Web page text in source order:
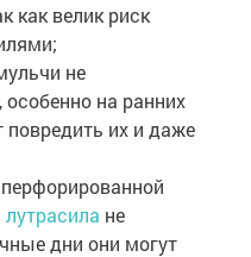
как велик риск
не
на ранних
их и даже
лутрасила не
дни они могут